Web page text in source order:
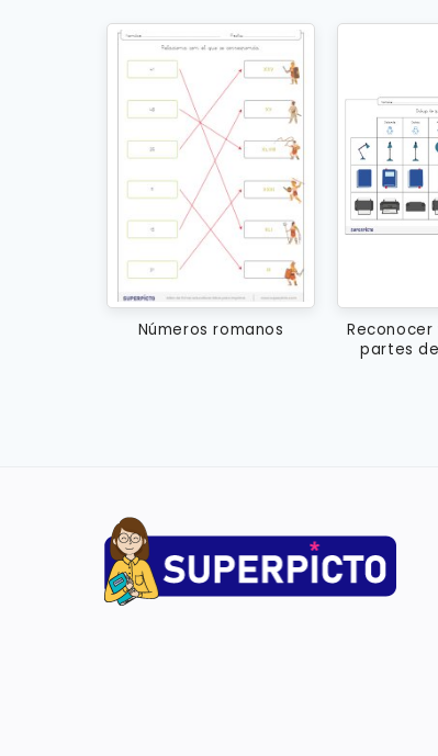
Números romanos
partes